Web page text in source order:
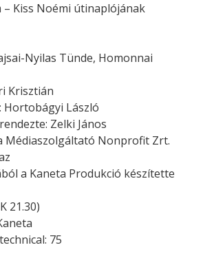
Kiss Noémi útinaplójának
Nyilas Tünde, Homonnai
Krisztián
Hortobágyi László
Zelki János
Médiaszolgáltató Nonprofit Zrt.
a Kaneta Produkció készítette
21.30)
75